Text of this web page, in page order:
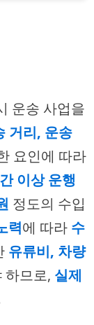
운송 사업을
거리, 운송
요인에 따라
이상 운행
정도의 수입
력에 따라 수
유류비, 차량
하므로, 실제